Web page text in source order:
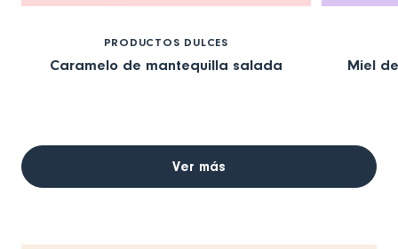
PRODUCTOS DULCES
Caramelo de mantequilla salada Miel
Ver más